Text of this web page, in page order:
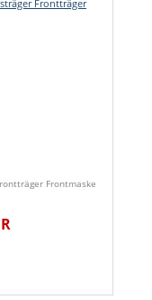
Frontmaske